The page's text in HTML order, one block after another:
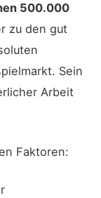
500.000
zu den gut
Sein
Arbeit
Faktoren: